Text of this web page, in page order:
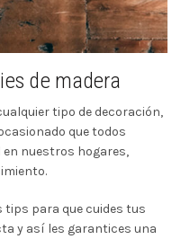
de madera
tipo de decoración,
que todos
nuestros hogares,
para que cuides tus
y así les garantices una